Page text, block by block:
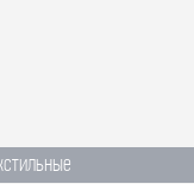
качественные изделия